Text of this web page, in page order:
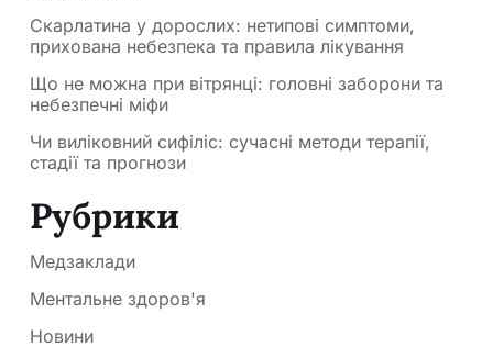
Скарлатина у дорослих: нетипові симптоми,
прихована небезпека та правила лікування
Що не можна при вітрянці: головні заборони та
небезпечні міфи
Чи виліковний сифіліс: сучасні методи терапії,
стадії та прогнози
Рубрики
Медзаклади
Ментальне здоров'я
Новини